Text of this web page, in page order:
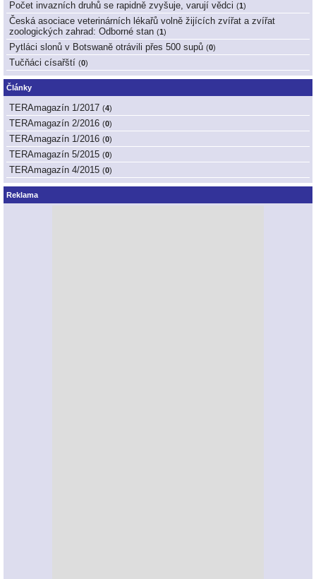
Počet invazních druhů se rapidně zvyšuje, varují vědci (1 )
Česká asociace veterinárních lékařů volně žijících zvířat a zvířat
zoologických zahrad: Odborné stan (1 )
Pytláci slonů v Botswaně otrávili přes 500 supů (0)
Tučňáci císařští (0)
Články
TERAmagazín 1/2017 (4)
TERAmagazín 2/2016 (0)
TERAmagazín 1/2016 (0)
TERAmagazín 5/2015 (0)
TERAmagazín 4/2015 (0)
Reklama